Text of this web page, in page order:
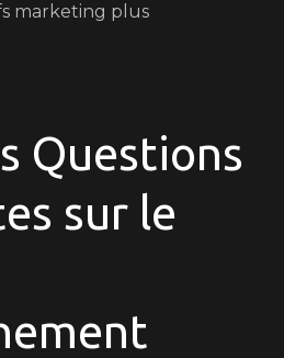
marketing plus
Questions
sur le